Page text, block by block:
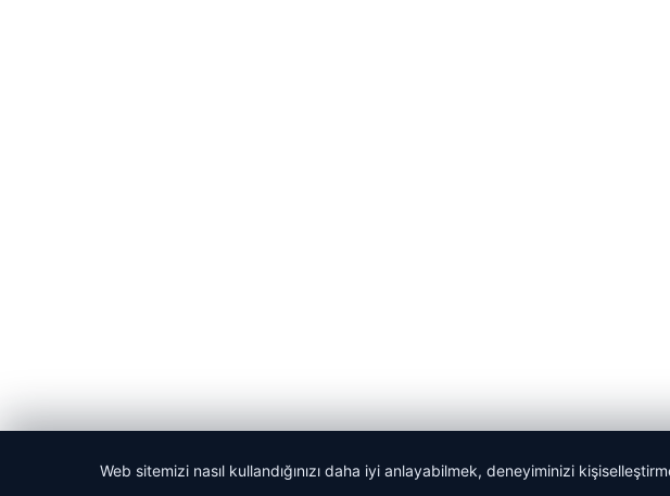
© 2026 GündemNET – Güncel Haberler
Web sitemizi nasıl kullandığınızı daha iyi anlayabilmek, deneyiminizi